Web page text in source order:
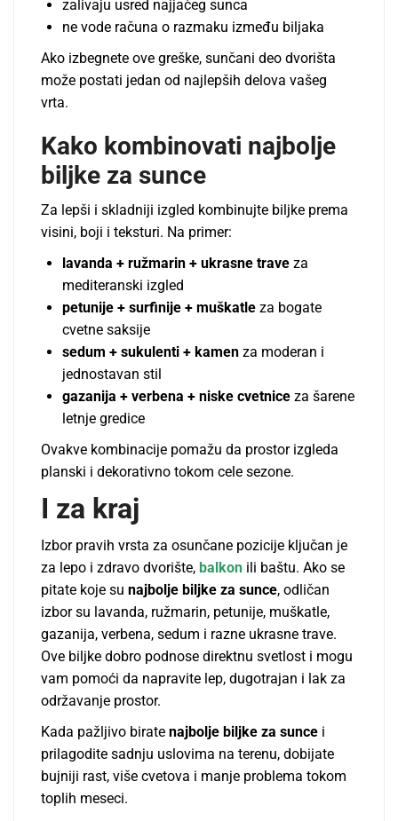
zalivaju usred najjačeg sunca
ne vode računa o razmaku između biljaka
Ako izbegnete ove greške, sunčani deo dvorišta
može postati jedan od najlepših delova vašeg
vrta.
Kako kombinovati najbolje
biljke za sunce
Za lepši i skladniji izgled kombinujte biljke prema
visini, boji i teksturi. Na primer:
lavanda + ružmarin + ukrasne trave za
mediteranski izgled
petunije + surfinije + muškatle za bogate
cvetne saksije
sedum + sukulenti + kamen za moderan i
jednostavan stil
gazanija + verbena + niske cvetnice za šarene
letnje gredice
Ovakve kombinacije pomažu da prostor izgleda
planski i dekorativno tokom cele sezone.
I za kraj
Izbor pravih vrsta za osunčane pozicije ključan je
za lepo i zdravo dvorište, balkon ili baštu. Ako se
pitate koje su najbolje biljke za sunce, odličan
izbor su lavanda, ružmarin, petunije, muškatle,
gazanija, verbena, sedum i razne ukrasne trave.
Ove biljke dobro podnose direktnu svetlost i mogu
vam pomoći da napravite lep, dugotrajan i lak za
održavanje prostor.
Kada pažljivo birate najbolje biljke za sunce i
prilagodite sadnju uslovima na terenu, dobijate
bujniji rast, više cvetova i manje problema tokom
toplih meseci.